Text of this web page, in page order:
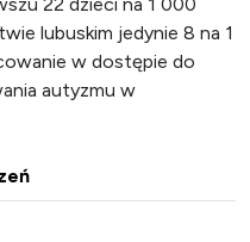
lubuskim jedynie 8 na 1
w dostępie do
autyzmu w